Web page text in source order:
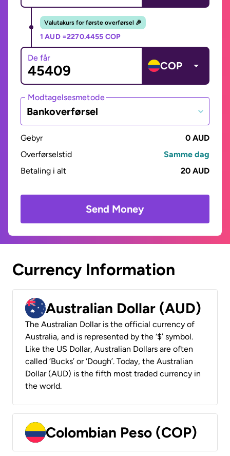
Valutakurs for første overførsel 🎉
1 AUD =2270.4455 COP
De får
COP
Modtagelsesmetode
Bankoverførsel
Gebyr
0 AUD
Overførselstid
Samme dag
Betaling i alt
20 AUD
Send Money
Currency Information
Australian Dollar (AUD)
The Australian Dollar is the official currency of
Australia, and is represented by the ‘$’ symbol.
Like the US Dollar, Australian Dollars are often
called ‘Bucks’ or ‘Dough’. Today, the Australian
Dollar (AUD) is the fifth most traded currency in
the world.
Colombian Peso (COP)